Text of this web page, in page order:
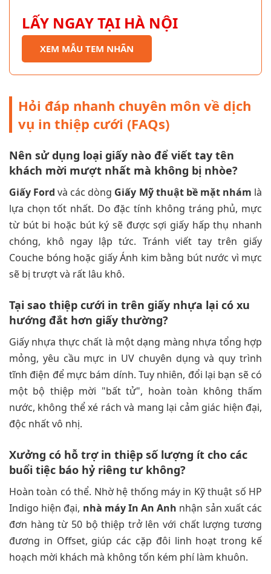
LẤY NGAY TẠI HÀ NỘI
XEM MẪU TEM NHÃN
Hỏi đáp nhanh chuyên môn về dịch
vụ in thiệp cưới (FAQs)
Nên sử dụng loại giấy nào để viết tay tên
khách mời mượt nhất mà không bị nhòe?
Giấy Ford và các dòng Giấy Mỹ thuật bề mặt nhám là
lựa chọn tốt nhất. Do đặc tính không tráng phủ, mực
từ bút bi hoặc bút ký sẽ được sợi giấy hấp thụ nhanh
chóng, khô ngay lập tức. Tránh viết tay trên giấy
Couche bóng hoặc giấy Ánh kim bằng bút nước vì mực
sẽ bị trượt và rất lâu khô.
Tại sao thiệp cưới in trên giấy nhựa lại có xu
hướng đắt hơn giấy thường?
Giấy nhựa thực chất là một dạng màng nhựa tổng hợp
mỏng, yêu cầu mực in UV chuyên dụng và quy trình
tĩnh điện để mực bám dính. Tuy nhiên, đổi lại bạn sẽ có
một bộ thiệp mời "bất tử", hoàn toàn không thấm
nước, không thể xé rách và mang lại cảm giác hiện đại,
độc nhất vô nhị.
Xưởng có hỗ trợ in thiệp số lượng ít cho các
buổi tiệc báo hỷ riêng tư không?
Hoàn toàn có thể. Nhờ hệ thống máy in Kỹ thuật số HP
Indigo hiện đại, nhà máy In An Anh nhận sản xuất các
đơn hàng từ 50 bộ thiệp trở lên với chất lượng tương
đương in Offset, giúp các cặp đôi linh hoạt trong kế
hoạch mời khách mà không tốn kém phí làm khuôn.